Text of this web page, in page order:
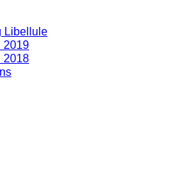
Libellule
2019
2018